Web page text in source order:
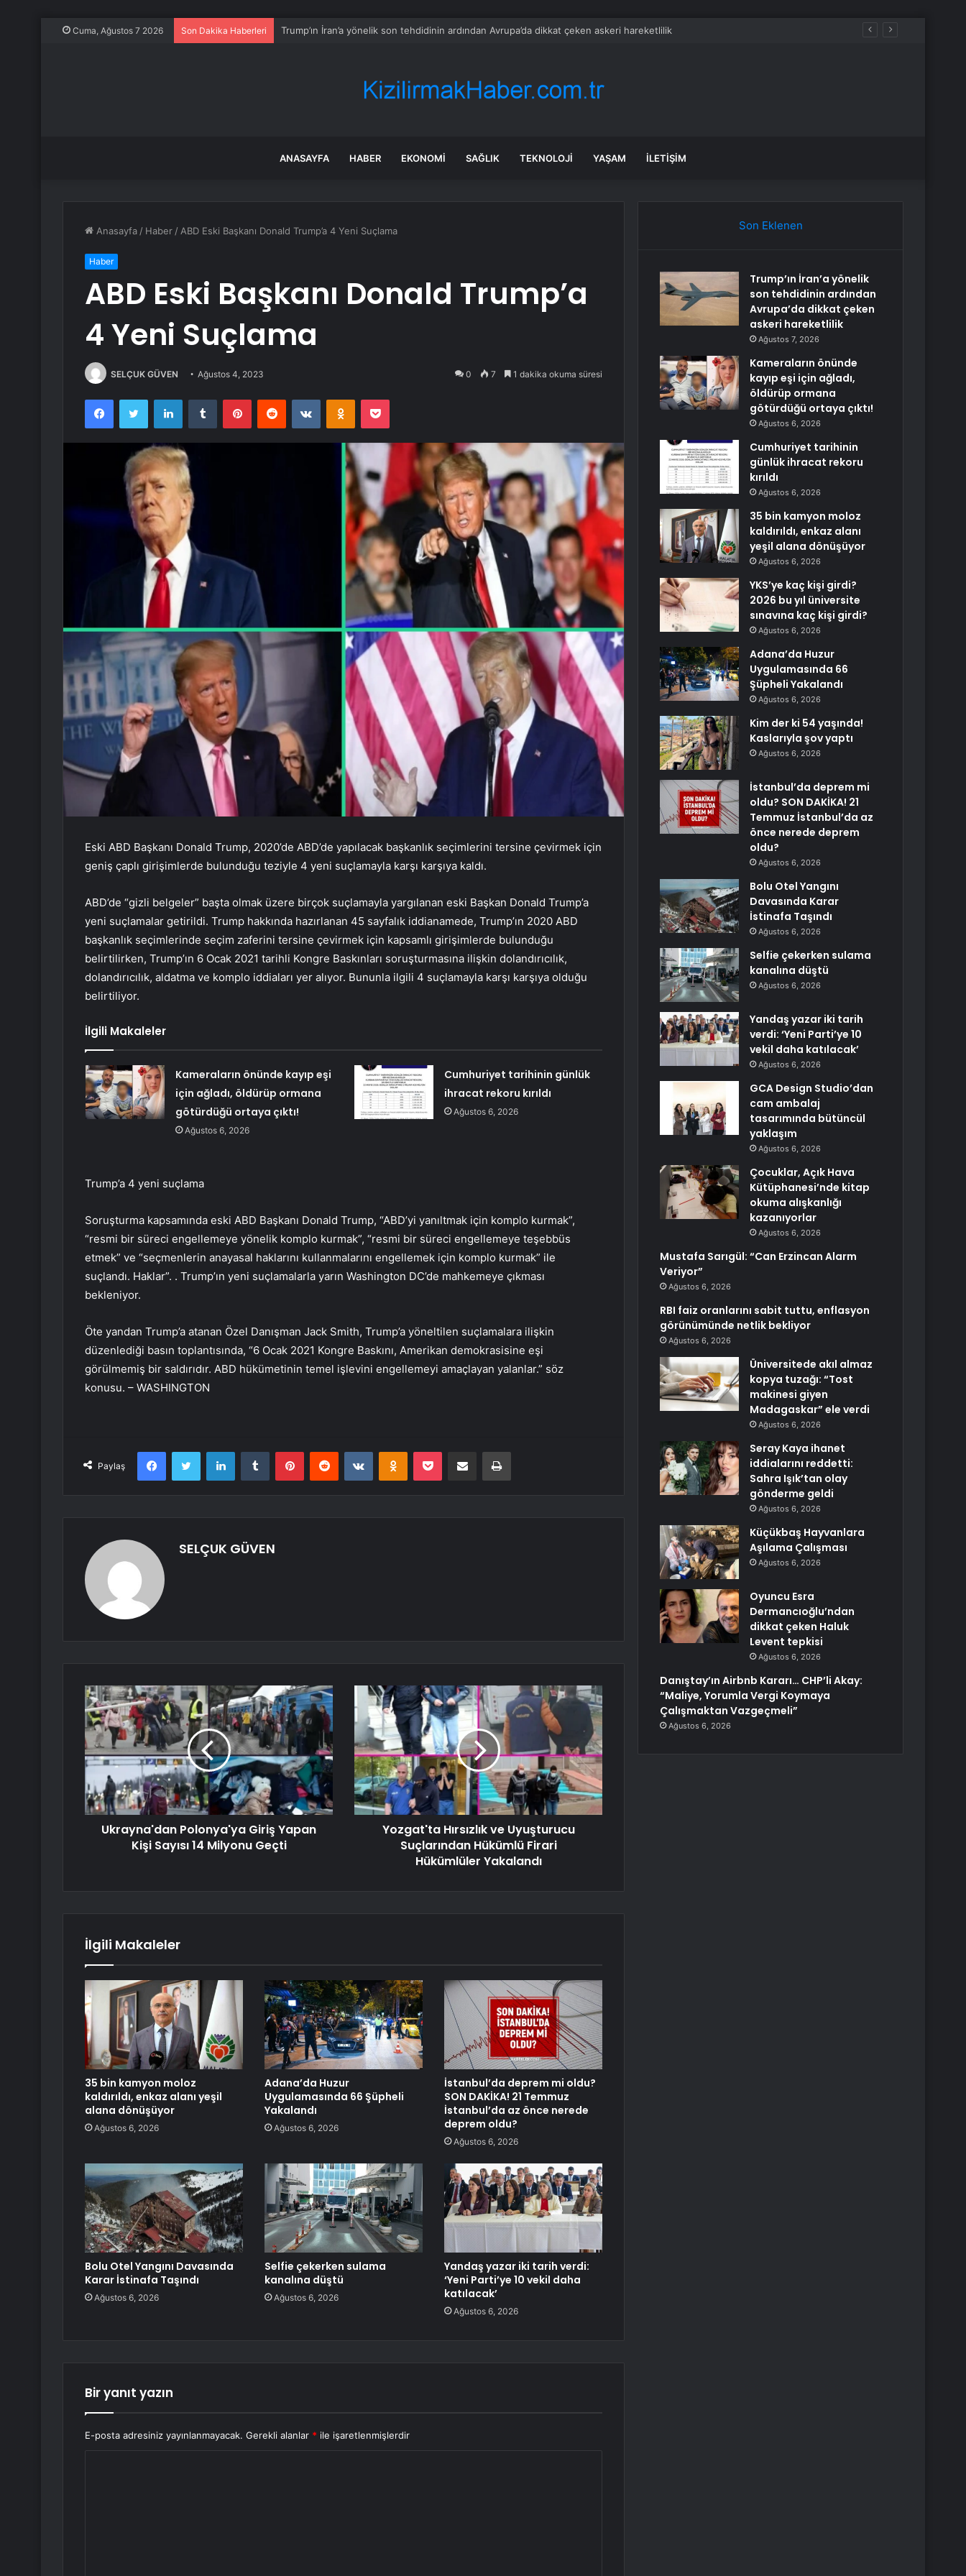
Cuma, Ağustos 7 2026 Son Dakika Haberleri Kameraların önünde kayıp eşi için ağladı, öldürüp ormana götürdüğü ortaya çıktı!
ANASAYFA HABER EKONOMI SAĞLIK TEKNOLOJI YAŞAM İLETIŞIM
Anasayfa / Haber / ABD Eski Başkanı Donald Trump’a 4 Yeni Suçlama
Haber
ABD Eski Başkanı Donald Trump’a
4 Yeni Suçlama
SELÇUK GÜVEN Ağustos 4, 2023 0 7 1 dakika okuma süresi
FacebookTwitter LinkedInTumblr PinterestReddit VKontakteOdnoklassniki
Pocket
Eski ABD Başkanı Donald Trump, 2020’de ABD’de yapılacak başkanlık seçimlerini tersine çevirmek için
geniş çaplı girişimlerde bulunduğu teziyle 4 yeni suçlamayla karşı karşıya kaldı.
ABD’de “gizli belgeler” başta olmak üzere birçok suçlamayla yargılanan eski Başkan Donald Trump’a
yeni suçlamalar getirildi. Trump hakkında hazırlanan 45 sayfalık iddianamede, Trump’ın 2020 ABD
başkanlık seçimlerinde seçim zaferini tersine çevirmek için kapsamlı girişimlerde bulunduğu
belirtilirken, Trump’ın 6 Ocak 2021 tarihli Kongre Baskınları soruşturmasına ilişkin dolandırıcılık,
dolandırıcılık, aldatma ve komplo iddiaları yer alıyor. Bununla ilgili 4 suçlamayla karşı karşıya olduğu
belirtiliyor.
İlgili Makaleler
Kameraların önünde kayıp eşi
için ağladı, öldürüp ormana
götürdüğü ortaya çıktı!
Ağustos 6, 2026
Cumhuriyet tarihinin günlük
ihracat rekoru kırıldı
Ağustos 6, 2026
Trump’a 4 yeni suçlama
Soruşturma kapsamında eski ABD Başkanı Donald Trump, “ABD’yi yanıltmak için komplo kurmak”,
“resmi bir süreci engellemeye yönelik komplo kurmak”, “resmi bir süreci engellemeye teşebbüs
etmek” ve “seçmenlerin anayasal haklarını kullanmalarını engellemek için komplo kurmak” ile
suçlandı. Haklar”. . Trump’ın yeni suçlamalarla yarın Washington DC’de mahkemeye çıkması
bekleniyor.
Öte yandan Trump’a atanan Özel Danışman Jack Smith, Trump’a yöneltilen suçlamalara ilişkin
düzenlediği basın toplantısında, “6 Ocak 2021 Kongre Baskını, Amerikan demokrasisine eşi
görülmemiş bir saldırıdır. ABD hükümetinin temel işlevini engellemeyi amaçlayan yalanlar.” söz
konusu. – WASHINGTON
Paylaş
FacebookTwitter LinkedInTumblr PinterestReddit VKontakteOdnoklassniki
Pocket E-Posta ile paylaş Yazdır
SELÇUK GÜVEN
Ukrayna'dan Polonya'ya Giriş Yapan
Kişi Sayısı 14 Milyonu Geçti
Yozgat'ta Hırsızlık ve Uyuşturucu
Suçlarından Hükümlü Firari
Hükümlüler Yakalandı
İlgili Makaleler
35 bin kamyon moloz
kaldırıldı, enkaz alanı yeşil
alana dönüşüyor
Ağustos 6, 2026
Adana’da Huzur
Uygulamasında 66 Şüpheli
Yakalandı
Ağustos 6, 2026
İstanbul’da deprem mi oldu?
SON DAKİKA! 21 Temmuz
İstanbul’da az önce nerede
deprem oldu?
Ağustos 6, 2026
Bolu Otel Yangını Davasında
Karar İstinafa Taşındı
Ağustos 6, 2026
Selfie çekerken sulama
kanalına düştü
Ağustos 6, 2026
Yandaş yazar iki tarih verdi:
‘Yeni Parti’ye 10 vekil daha
katılacak’
Ağustos 6, 2026
Bir yanıt yazın
E-posta adresiniz yayınlanmayacak. Gerekli alanlar * ile işaretlenmişlerdir
Son Eklenen
Trump’ın İran’a yönelik
son tehdidinin ardından
Avrupa’da dikkat çeken
askeri hareketlilik
Ağustos 7, 2026
Kameraların önünde
kayıp eşi için ağladı,
öldürüp ormana
götürdüğü ortaya çıktı!
Ağustos 6, 2026
Cumhuriyet tarihinin
günlük ihracat rekoru
kırıldı
Ağustos 6, 2026
35 bin kamyon moloz
kaldırıldı, enkaz alanı
yeşil alana dönüşüyor
Ağustos 6, 2026
YKS’ye kaç kişi girdi?
2026 bu yıl üniversite
sınavına kaç kişi girdi?
Ağustos 6, 2026
Adana’da Huzur
Uygulamasında 66
Şüpheli Yakalandı
Ağustos 6, 2026
Kim der ki 54 yaşında!
Kaslarıyla şov yaptı
Ağustos 6, 2026
İstanbul’da deprem mi
oldu? SON DAKİKA! 21
Temmuz İstanbul’da az
önce nerede deprem
oldu?
Ağustos 6, 2026
Bolu Otel Yangını
Davasında Karar
İstinafa Taşındı
Ağustos 6, 2026
Selfie çekerken sulama
kanalına düştü
Ağustos 6, 2026
Yandaş yazar iki tarih
verdi: ‘Yeni Parti’ye 10
vekil daha katılacak’
Ağustos 6, 2026
GCA Design Studio’dan
cam ambalaj
tasarımında bütüncül
yaklaşım
Ağustos 6, 2026
Çocuklar, Açık Hava
Kütüphanesi’nde kitap
okuma alışkanlığı
kazanıyorlar
Ağustos 6, 2026
Mustafa Sarıgül: “Can Erzincan Alarm
Veriyor”
Ağustos 6, 2026
RBI faiz oranlarını sabit tuttu, enflasyon
görünümünde netlik bekliyor
Ağustos 6, 2026
Üniversitede akıl almaz
kopya tuzağı: “Tost
makinesi giyen
Madagaskar” ele verdi
Ağustos 6, 2026
Seray Kaya ihanet
iddialarını reddetti:
Sahra Işık’tan olay
gönderme geldi
Ağustos 6, 2026
Küçükbaş Hayvanlara
Aşılama Çalışması
Ağustos 6, 2026
Oyuncu Esra
Dermancıoğlu’ndan
dikkat çeken Haluk
Levent tepkisi
Ağustos 6, 2026
Danıştay’ın Airbnb Kararı… CHP’li Akay:
“Maliye, Yorumla Vergi Koymaya
Çalışmaktan Vazgeçmeli”
Ağustos 6, 2026